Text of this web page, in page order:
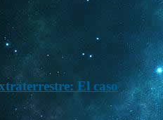
El caso